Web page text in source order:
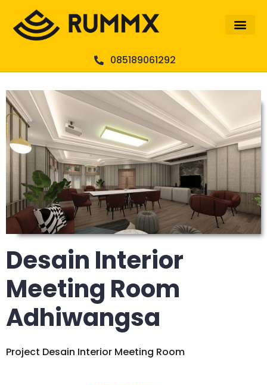
085189061292
Desain Interior
Meeting Room
Adhiwangsa
Project Desain Interior Meeting Room